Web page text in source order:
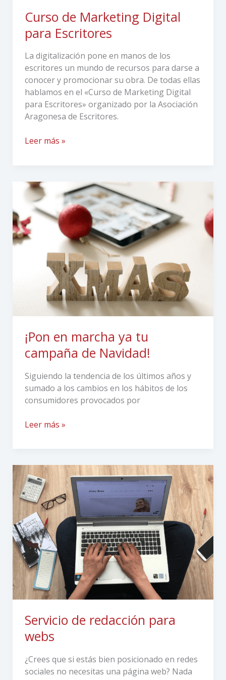
Curso de Marketing Digital
para Escritores
La digitalización pone en manos de los
escritores un mundo de recursos para darse a
conocer y promocionar su obra. De todas ellas
hablamos en el «Curso de Marketing Digital
para Escritores» organizado por la Asociación
Aragonesa de Escritores.
Leer más »
¡Pon en marcha ya tu
campaña de Navidad!
Siguiendo la tendencia de los últimos años y
sumado a los cambios en los hábitos de los
consumidores provocados por
¡Pon
en
marcha
ya
tu
Navidad!
Leer más »
Servicio de redacción para
webs
¿Crees que si estás bien posicionado en redes
sociales no necesitas una página web? Nada
Servicio
de
redacción
para
webs